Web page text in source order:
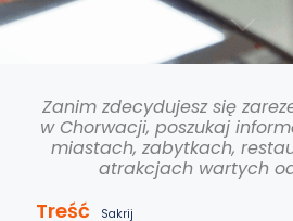
Zanim zdecydujesz się
w Chorwacji, poszukaj
miastach, zabytkach,
atrakcjach wartych
Treść Sakrij